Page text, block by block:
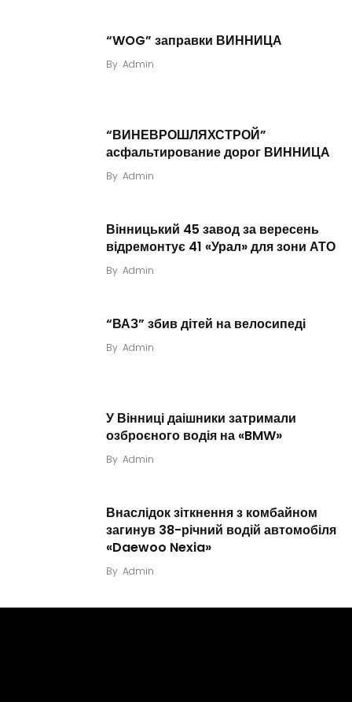
“WOG” заправки ВИННИЦА
By Admin
“ВИНЕВРОШЛЯХСТРОЙ”
асфальтирование дорог ВИННИЦА
By Admin
Вінницький 45 завод за вересень
відремонтує 41 «Урал» для зони АТО
By Admin
“ВАЗ” збив дітей на велосипеді
By Admin
У Вінниці даішники затримали
озброєного водія на «BMW»
By Admin
Внаслідок зіткнення з комбайном
загинув 38-річний водій автомобіля
«Daewoo Nexia»
By Admin